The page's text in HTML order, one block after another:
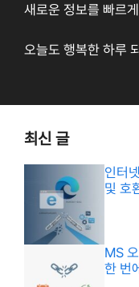
새로운 정보를 빠르
오늘도 행복한 하루
최신 글
인터
및 호
MS
한 번